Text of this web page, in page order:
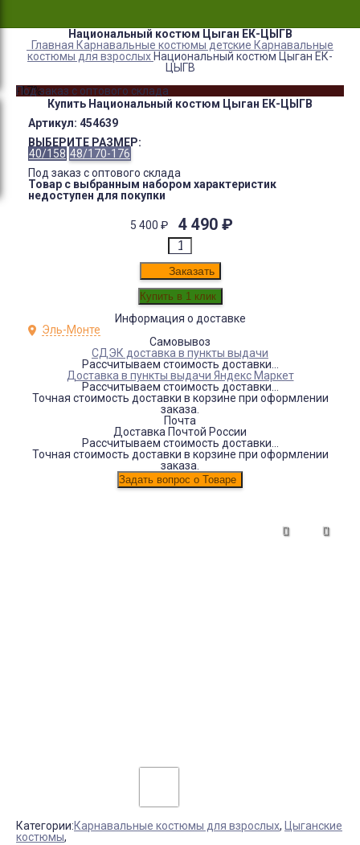
Национальный костюм Цыган ЕК-ЦЫГВ
Главная Карнавальные костюмы детские Карнавальные
костюмы для взрослых Национальный костюм Цыган ЕК-
ЦЫГВ
-17%
Под заказ с оптового склада
Купить Национальный костюм Цыган ЕК-ЦЫГВ
Артикул: 454639
ВЫБЕРИТЕ РАЗМЕР:
40/158 48/170-176
Под заказ с оптового склада
Товар с выбранным набором характеристик
недоступен для покупки
5 400 ₽ 4 490 ₽
Заказать
Информация о доставке
Эль-Монте
Самовывоз
СДЭК доставка в пункты выдачи
Рассчитываем стоимость доставки...
Доставка в пункты выдачи Яндекс Маркет
Рассчитываем стоимость доставки...
Точная стоимость доставки в корзине при оформлении
заказа.
Почта
Доставка Почтой России
Рассчитываем стоимость доставки...
Точная стоимость доставки в корзине при оформлении
заказа.
Категории:Карнавальные костюмы для взрослых, Цыганские
костюмы,